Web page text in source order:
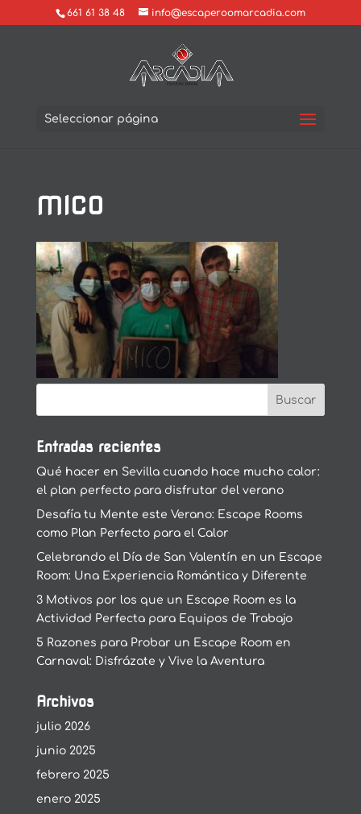
661 61 38 48 info@escaperoomarcadia.com
Seleccionar página
MICO
Entradas recientes
Qué hacer en Sevilla cuando hace mucho calor:
el plan perfecto para disfrutar del verano
Desafía tu Mente este Verano: Escape Rooms
como Plan Perfecto para el Calor
Celebrando el Día de San Valentín en un Escape
Room: Una Experiencia Romántica y Diferente
3 Motivos por los que un Escape Room es la
Actividad Perfecta para Equipos de Trabajo
5 Razones para Probar un Escape Room en
Carnaval: Disfrázate y Vive la Aventura
Archivos
julio 2026
junio 2025
febrero 2025
enero 2025